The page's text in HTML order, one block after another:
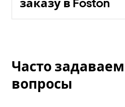
заказу в Foston
Часто
вопросы